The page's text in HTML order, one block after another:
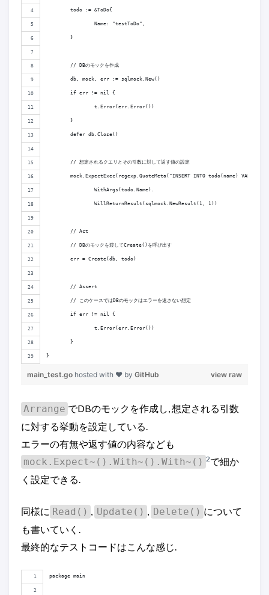
	todo := &ToDo{
		Name: "testToDo",
	}
	// DBのモックを作成
	db, mock, err := sqlmock.New()
	if err != nil {
		t.Error(err.Error())
	}
	defer db.Close()
	// 想定されるクエリとその引数に対して返す値の設定
mock.ExpectExec(regexp.QuoteMeta("INSERT INTO todo(name) VALUES (
		WithArgs(todo.Name).
		WillReturnResult(sqlmock.NewResult(1, 1))
	// Act
	// DBのモックを渡してCreate()を呼び出す
	err = Create(db, todo)
	// Assert
	// このケースではDBのモックはエラーを返さない想定
	if err != nil {
		t.Error(err.Error())
	}
}
view raw
main_test.go hosted with ❤ by GitHub
Arrange でDBのモックを作成し, 想定される引数
に対する挙動を設定している.
エラーの有無や返す値の内容なども
mock.Expect~().With~().With~() 2で細か
く設定できる.
同様に Read() , Update() , Delete() について
も書いていく.
最終的なテストコードはこんな感じ.
package main